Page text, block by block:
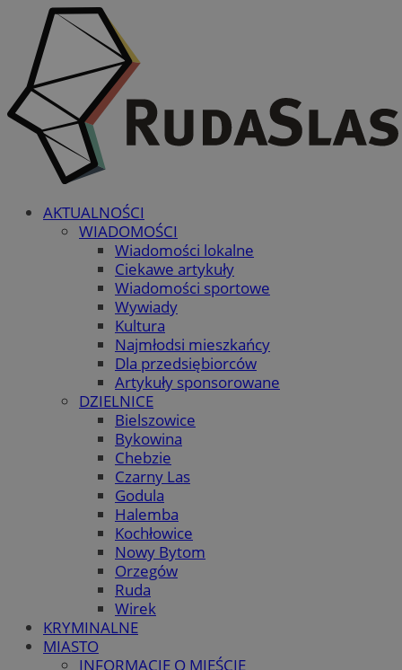
AKTUALNOŚCI
WIADOMOŚCI
Wiadomości lokalne
Ciekawe artykuły
Wiadomości sportowe
Wywiady
Kultura
Najmłodsi mieszkańcy
Dla przedsiębiorców
Artykuły sponsorowane
DZIELNICE
Bielszowice
Bykowina
Chebzie
Czarny Las
Godula
Halemba
Kochłowice
Nowy Bytom
Orzegów
Ruda
Wirek
KRYMINALNE
MIASTO
INFORMACJE O MIEŚCIE